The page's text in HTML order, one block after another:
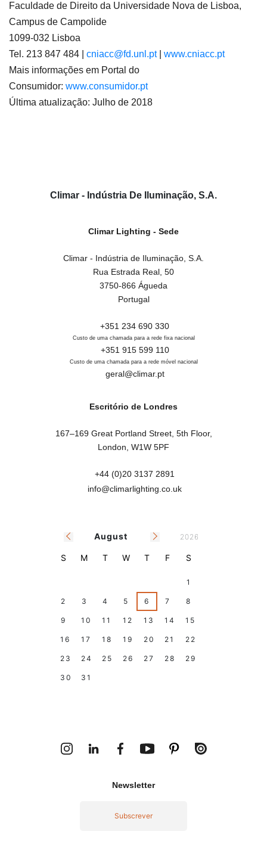
Faculdade de Direito da Universidade Nova de Lisboa,
Campus de Campolide
1099-032 Lisboa
Tel. 213 847 484 | cniacc@fd.unl.pt| www.cniacc.pt
Mais informações em Portal do
Consumidor: www.consumidor.pt
Última atualização: Julho de 2018
Climar - Indústria De Iluminação, S.A.
Climar Lighting - Sede
Climar - Indústria de Iluminação, S.A.
Rua Estrada Real, 50
3750-866 Águeda
Portugal
+351 234 690 330
Custo de uma chamada para a rede fixa nacional
+351 915 599 110
Custo de uma chamada para a rede móvel nacional
geral@climar.pt
Escritório de Londres
167–169 Great Portland Street, 5th Floor,
London, W1W 5PF
+44 (0)20 3137 2891
info@climarlighting.co.uk
August 2026
S M T W T F S
1
2 3 4 5 6 7 8
9 10 11 12 13 14 15
16 17 18 19 20 21 22
23 24 25 26 27 28 29
30 31
Today
Newsletter
Subscrever